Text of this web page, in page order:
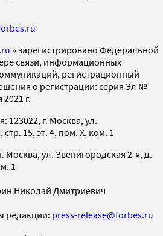
» зарегистрировано Федеральной
связи, информационных
регистрационный
о регистрации: серия Эл №
г.
123022, г. Москва, ул.
15, эт. 4, пом. X, ком. 1
Москва, ул. Звенигородская 2-я, д.
1
Николай Дмитриевич
редакции: press-release@forbes.ru